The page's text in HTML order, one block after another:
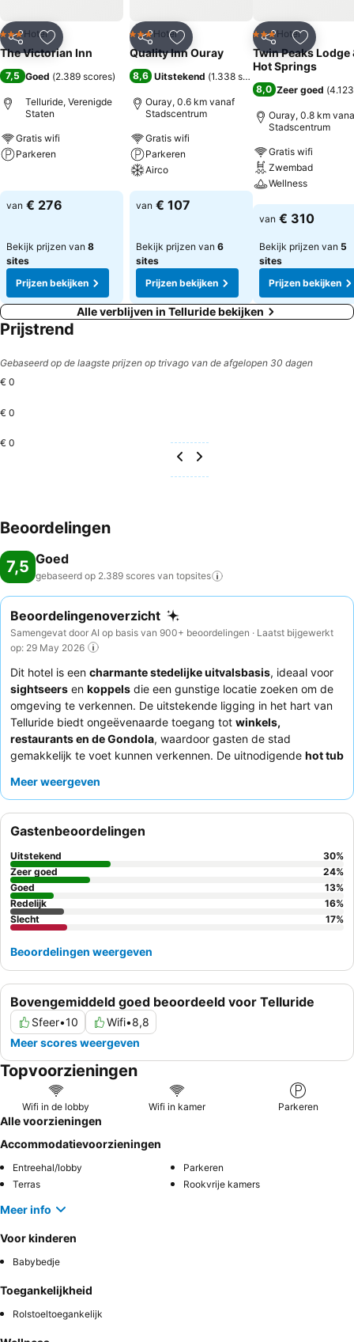
Delen Toevoegen aan favorieten
3 Sterren
Hotel
The Victorian Inn
7,5 Goed (2.389 scores)
Telluride, Verenigde
Staten
Gratis wifi
Parkeren
van € 276
Bekijk prijzen van 8
sites
Prijzen bekijken
Delen Toevoegen aan favorieten
3 Sterren
Hotel
Quality Inn Ouray
8,6 Uitstekend (1.338 scores
Ouray, 0.6 km vanaf
Stadscentrum
Gratis wifi
Parkeren
Airco
Prijzen bekijken
van € 107
Bekijk prijzen van 6
sites
Prijzen bekijken
Delen
3 Sterren
Hotel
Twin Peaks Lodge
Hot Springs
8,0 Zeer goed (
Ouray, 0.8 km
Stadscentrum
Gratis wifi
Zwembad
Wellness
Prijzen bekijken
van € 310
Bekijk prijzen van 5
sites
Prijzen bekijken
Alle verblijven in Telluride bekijken
Prijstrend
Gebaseerd op de laagste prijzen op trivago van de afgelopen 30 dagen
€ 0
€ 0
€ 0
Beoordelingen
7,5 Goed
gebaseerd op 2.389 scores van topsites
Beoordelingenoverzicht
Samengevat door AI op basis van 900+ beoordelingen · Laatst bijgewerkt
op: 29 May 2026
Dit hotel is een charmante stedelijke uitvalsbasis, ideaal voor
sightseers en koppels die een gunstige locatie zoeken om de
omgeving te verkennen. De uitstekende ligging in het hart van
Telluride biedt ongeëvenaarde toegang tot winkels,
restaurants en de Gondola, waardoor gasten de stad
gemakkelijk te voet kunnen verkennen. De uitnodigende hot tub
ontspannen na een dag vol activiteiten. Gasten prijzen
continentale ontbijt voor onderweg
kaneelbroodjes. Voor een rustigere ervaring kunt u overwegen
een kamer weg van de straat aan te vragen om geluidsoverlast
te minimaliseren.
Meer weergeven
Bovengemiddeld goed beoordeeld voor Telluride
Sfeer•10 Wifi•8,8
Meer scores weergeven
Gastenbeoordelingen
Uitstekend 30%
Zeer goed
24%
Goed
13%
Redelijk
16%
Slecht
17%
Beoordelingen weergeven
Topvoorzieningen
Wifi in de lobby Wifi in kamer Parkeren
Alle voorzieningen
Accommodatievoorzieningen
Entreehal/lobby
Parkeren
Terras
Rookvrije kamers
Meer info
Voor kinderen
Babybedje
Toegankelijkheid
Rolstoeltoegankelijk